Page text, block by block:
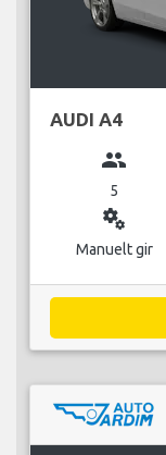
AUDI A4
group
5
miscellaneous_services
Manuelt gir